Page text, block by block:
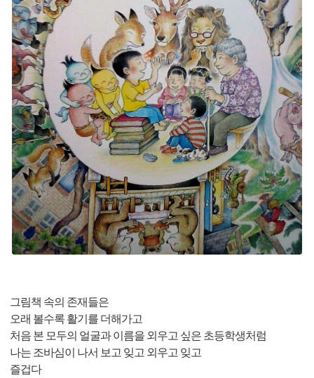
그림책 속의 존재들은
오래 볼수록 활기를 더해가고
처음 본 모두의 얼굴과 이름을 외우고 싶은 초등학생처럼
나는 조바심이 나서 보고 잊고 외우고 잊고
즐겁다